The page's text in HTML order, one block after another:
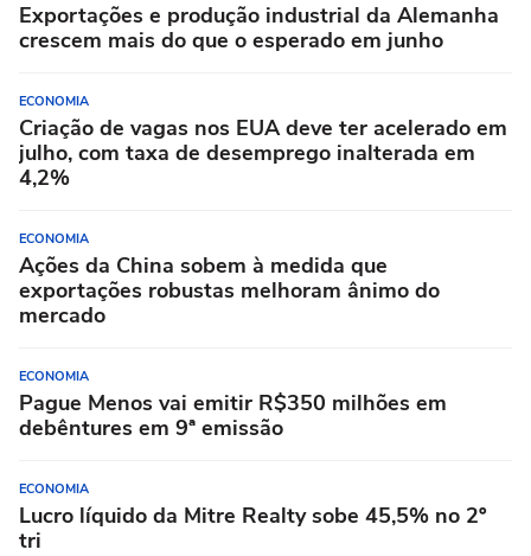
Exportações e produção industrial da Alemanha
crescem mais do que o esperado em junho
ECONOMIA
Criação de vagas nos EUA deve ter acelerado em
julho, com taxa de desemprego inalterada em
4,2%
ECONOMIA
Ações da China sobem à medida que
exportações robustas melhoram ânimo do
mercado
ECONOMIA
Pague Menos vai emitir R$350 milhões em
debêntures em 9ª emissão
ECONOMIA
Lucro líquido da Mitre Realty sobe 45,5% no 2º
tri